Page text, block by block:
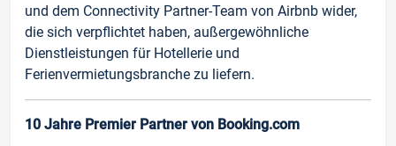
und dem Connectivity Partner-Team von Airbnb wider,
die sich verpflichtet haben, außergewöhnliche
Dienstleistungen für Hotellerie und
Ferienvermietungsbranche zu liefern.
10 Jahre Premier Partner von Booking.com